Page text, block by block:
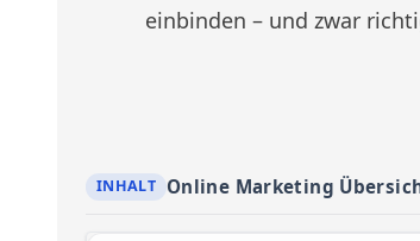
einbinden – und zwar
Online Marketing